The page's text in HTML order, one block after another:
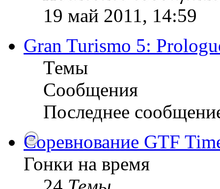
19 май 2011, 14:59
Gran Turismo 5:
Темы
Сообщения
Последнее
Соревнование GTF
Гонки на время